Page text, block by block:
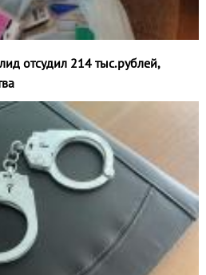
отсудил 214 тыс.рублей,